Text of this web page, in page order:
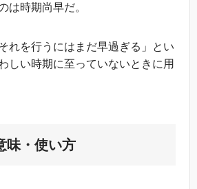
は時期尚早だ。
れを行うにはまだ早過ぎる」とい
しい時期に至っていないときに用
味・使い方